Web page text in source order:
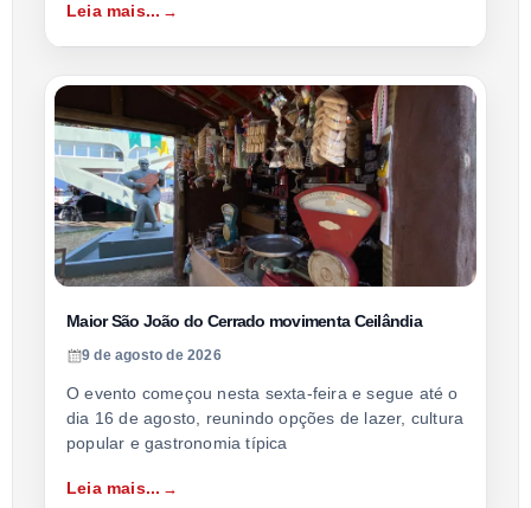
Leia mais...
Maior São João do Cerrado movimenta Ceilândia
9 de agosto de 2026
O evento começou nesta sexta-feira e segue até o
dia 16 de agosto, reunindo opções de lazer, cultura
popular e gastronomia típica
Leia mais...